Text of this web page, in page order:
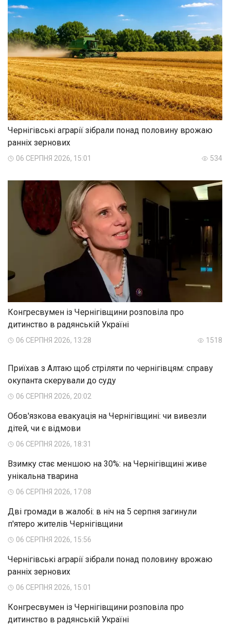
Чернігівські аграрії зібрали понад половину врожаю
ранніх зернових
06 СЕРПНЯ 2026, 15:01 534
Конгресвумен із Чернігівщини розповіла про
дитинство в радянській Україні
06 СЕРПНЯ 2026, 13:28 1518
Приїхав з Алтаю щоб стріляти по чернігівцям: справу
окупанта скерували до суду
06 СЕРПНЯ 2026, 20:02
Обов'язкова евакуація на Чернігівщині: чи вивезли
дітей, чи є відмови
06 СЕРПНЯ 2026, 18:31
Взимку стає меншою на 30%: на Чернігівщині живе
унікальна тварина
06 СЕРПНЯ 2026, 17:08
Дві громади в жалобі: в ніч на 5 серпня загинули
п'ятеро жителів Чернігівщини
06 СЕРПНЯ 2026, 15:56
Чернігівські аграрії зібрали понад половину врожаю
ранніх зернових
06 СЕРПНЯ 2026, 15:01
Конгресвумен із Чернігівщини розповіла про
дитинство в радянській Україні